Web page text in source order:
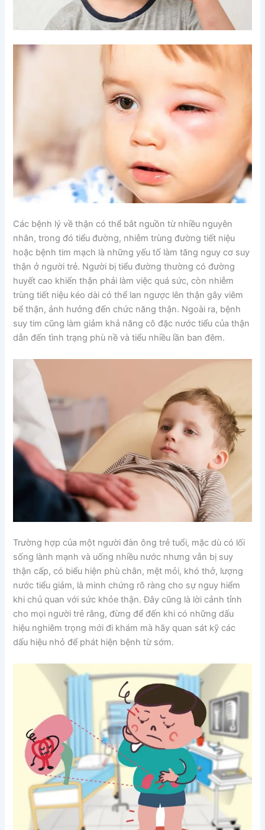
Các bệnh lý về thận có thể bắt nguồn từ nhiều nguyên
nhân, trong đó tiểu đường, nhiễm trùng đường tiết niệu
hoặc bệnh tim mạch là những yếu tố làm tăng nguy cơ suy
thận ở người trẻ. Người bị tiểu đường thường có đường
huyết cao khiến thận phải làm việc quá sức, còn nhiễm
trùng tiết niệu kéo dài có thể lan ngược lên thận gây viêm
bể thận, ảnh hưởng đến chức năng thận. Ngoài ra, bệnh
suy tim cũng làm giảm khả năng cô đặc nước tiểu của thận
dẫn đến tình trạng phù nề và tiểu nhiều lần ban đêm.
Trường hợp của một người đàn ông trẻ tuổi, mặc dù có lối
sống lành mạnh và uống nhiều nước nhưng vẫn bị suy
thận cấp, có biểu hiện phù chân, mệt mỏi, khó thở, lượng
nước tiểu giảm, là minh chứng rõ ràng cho sự nguy hiểm
khi chủ quan với sức khỏe thận. Đây cũng là lời cảnh tỉnh
cho mọi người trẻ rằng, đừng để đến khi có những dấu
hiệu nghiêm trọng mới đi khám mà hãy quan sát kỹ các
dấu hiệu nhỏ để phát hiện bệnh từ sớm.